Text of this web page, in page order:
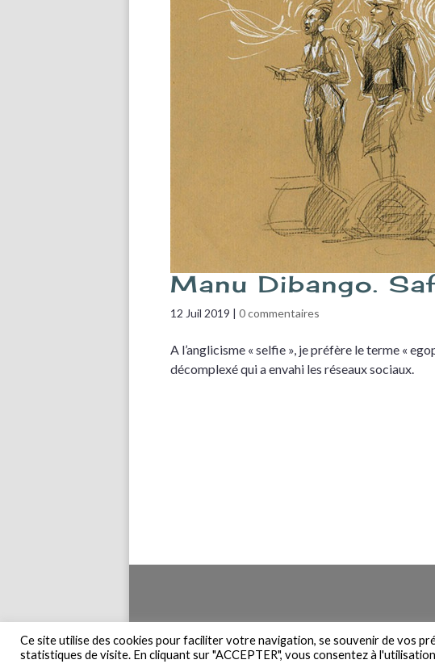
Manu Dibango.
12 Juil 2019 |0 commentaires
A l’anglicisme « selfie », je préfère le terme «
décomplexé qui a envahi les réseaux sociaux.
Accueil Plan du site
Ce site utilise des cookies pour faciliter votre navigation, se souvenir de vos
statistiques de visite. En cliquant sur "ACCEPTER", vous consentez à